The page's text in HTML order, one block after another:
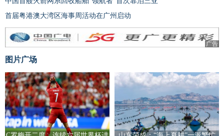
首届粤港澳大湾区海事周活动在广州启动
广告
图片广场